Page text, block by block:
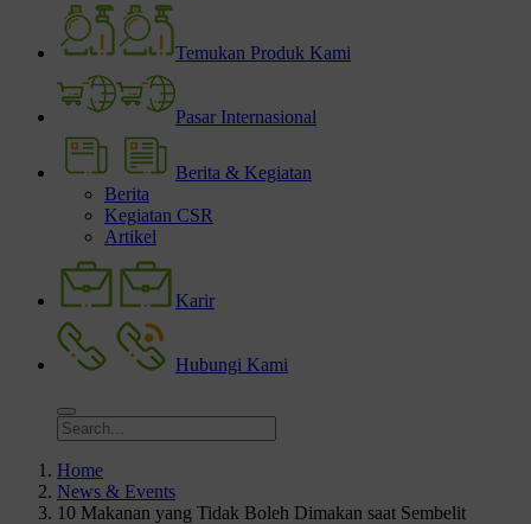
Temukan Produk Kami
Pasar Internasional
Berita & Kegiatan
Berita
Kegiatan CSR
Artikel
Karir
Hubungi Kami
Home
News & Events
10 Makanan yang Tidak Boleh Dimakan saat Sembelit